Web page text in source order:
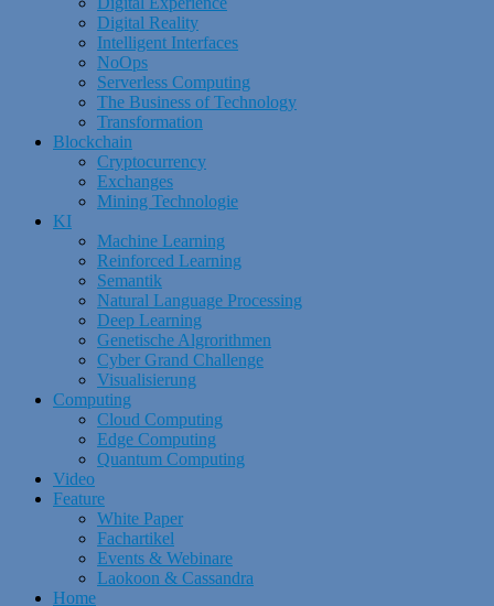
Digital Reality
Intelligent Interfaces
NoOps
Serverless Computing
The Business of Technology
Transformation
Blockchain
Cryptocurrency
Exchanges
Mining Technologie
KI
Machine Learning
Reinforced Learning
Semantik
Natural Language Processing
Deep Learning
Genetische Algrorithmen
Cyber Grand Challenge
Visualisierung
Computing
Cloud Computing
Edge Computing
Quantum Computing
Video
Feature
White Paper
Fachartikel
Events & Webinare
Laokoon & Cassandra
Home